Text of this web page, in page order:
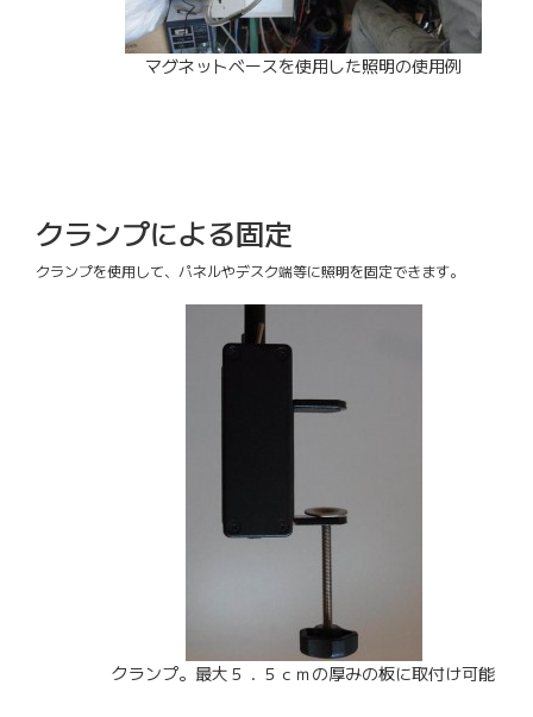
マグネットベースを使用した照明の使用例
クランプによる固定
クランプを使用して、パネルやデスク端等に照明を固定できます。
クランプ。最大５．５ｃｍの厚みの板に取付け可能